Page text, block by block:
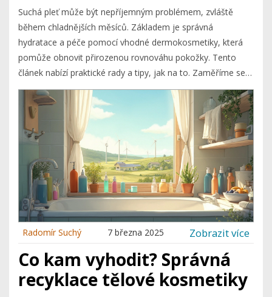
Suchá pleť může být nepříjemným problémem, zvláště
během chladnějších měsíců. Základem je správná
hydratace a péče pomocí vhodné dermokosmetiky, která
pomůže obnovit přirozenou rovnováhu pokožky. Tento
článek nabízí praktické rady a tipy, jak na to. Zaměříme se
na příčiny suché pleti, účinné složky a doporučení na
každodenní péči.
Radomír Suchý 7 března 2025 Zobrazit více
Co kam vyhodit? Správná
recyklace tělové kosmetiky